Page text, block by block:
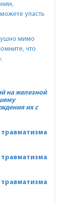
упасть
мимо
что
на железной
их с